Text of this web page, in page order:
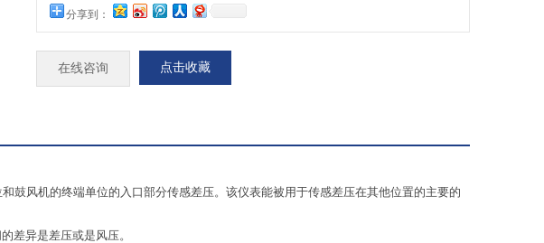
分享到：
在线咨询 点击收藏
鼓风机的终端单位的入口部分传感差压。该仪表能被用于传感差压在其他位置的主要的
差异是差压或是风压。